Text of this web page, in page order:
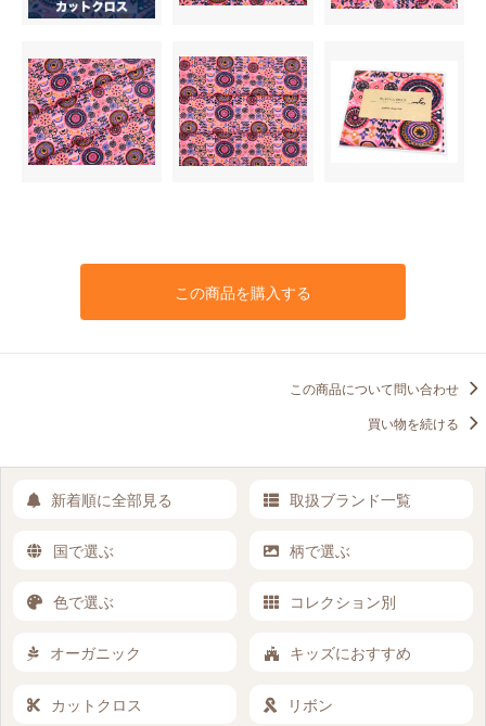
この商品を購入する
この商品について問い合わせ
買い物を続ける
新着順に全部見る 取扱ブランド一覧
国で選ぶ 柄で選ぶ
色で選ぶ コレクション別
オーガニック キッズにおすすめ
カットクロス リボン